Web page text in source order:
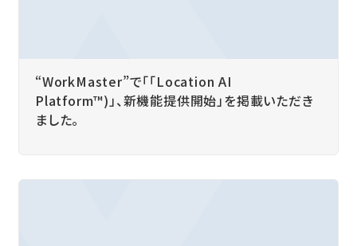
“WorkMaster”で「「Location AI
Platform™)」、新機能提供開始」を掲載いただき
ました。